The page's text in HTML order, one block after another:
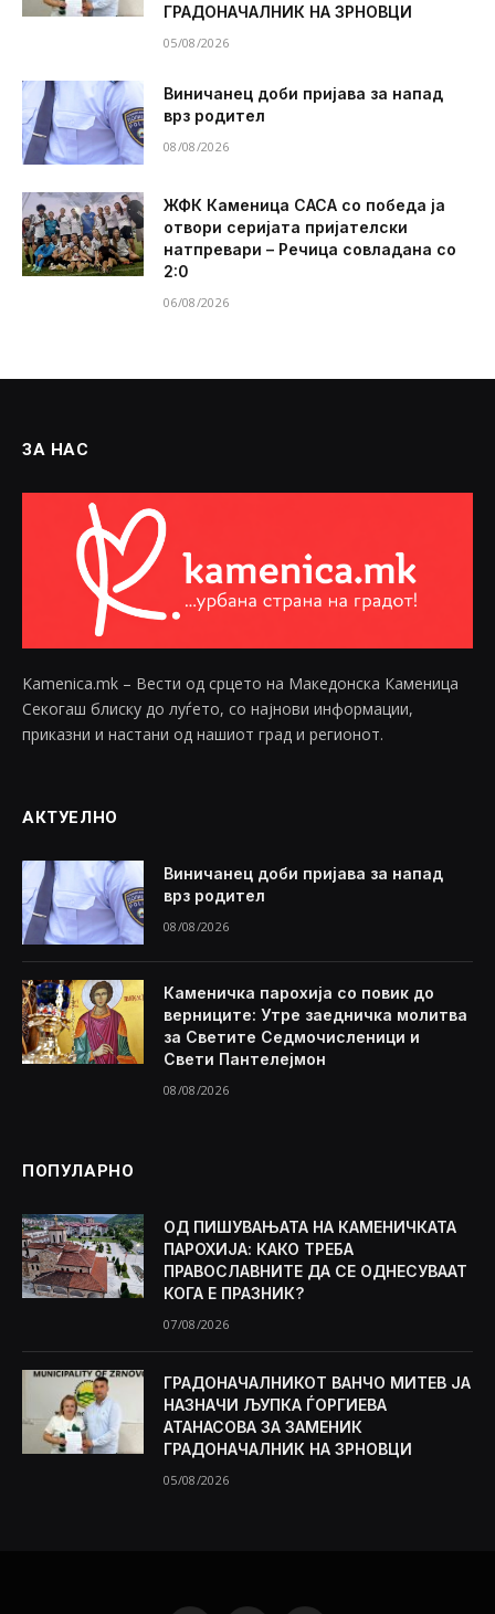
ГРАДОНАЧАЛНИК НА ЗРНОВЦИ
05/08/2026
Виничанец доби пријава за напад
врз родител
08/08/2026
ЖФК Каменица САСА со победа ја
отвори серијата пријателски
натпревари – Речица совладана со
2:0
06/08/2026
ЗА НАС
Kamenica.mk – Вести од срцето на Македонска Каменица
Секогаш блиску до луѓето, со најнови информации,
приказни и настани од нашиот град и регионот.
АКТУЕЛНО
Виничанец доби пријава за напад
врз родител
08/08/2026
Каменичка парохија со повик до
верниците: Утре заедничка молитва
за Светите Седмочисленици и
Свети Пантелејмон
08/08/2026
ПОПУЛАРНО
ОД ПИШУВАЊАТА НА КАМЕНИЧКАТА
ПАРОХИЈА: КАКО ТРЕБА
ПРАВОСЛАВНИТЕ ДА СЕ ОДНЕСУВААТ
КОГА Е ПРАЗНИК?
07/08/2026
ГРАДОНАЧАЛНИКОТ ВАНЧО МИТЕВ ЈА
НАЗНАЧИ ЉУПКА ЃОРГИЕВА
АТАНАСОВА ЗА ЗАМЕНИК
ГРАДОНАЧАЛНИК НА ЗРНОВЦИ
05/08/2026